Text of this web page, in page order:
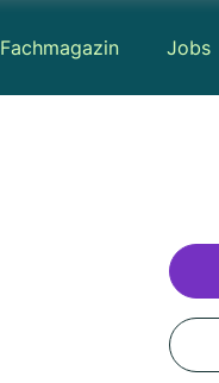
Fachmagazin Jobs